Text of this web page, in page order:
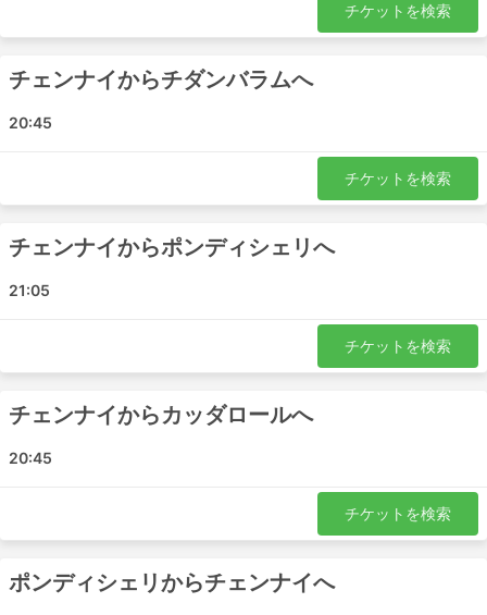
Afshee Travelsのバスが走る主な駅はこちらです。:
ポンディシェリ
Pattukotai
Nagore Tamil Nadu
ナガパティナム
Vedaranyam
チダンバラム
カーライカル
タンジャヴール
チケットを検索
チェンナイからチダンバラムへ
20:45
チケットを検索
チェンナイからポンディシェリへ
21:05
チケットを検索
チェンナイからカッダロールへ
20:45
チケットを検索
ポンディシェリからチェンナイへ